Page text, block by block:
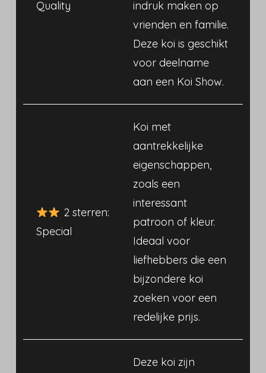
Quality
indruk maken op
vrienden en familie.
Deze koi is geschikt
voor deelname
aan een Koi Show.
2 sterren:
Special
Koi met
aantrekkelijke
eigenschappen,
zoals een
interessant
patroon of kleur.
Ideaal voor
liefhebbers die een
bijzondere koi
zoeken voor een
redelijke prijs.
Deze koi zijn